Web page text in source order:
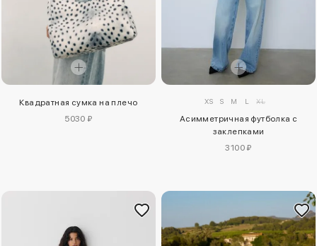
Квадратная сумка на плечо
5030 ₽
XS S M L XL
Асимметричная футболка с
заклепками
3100 ₽